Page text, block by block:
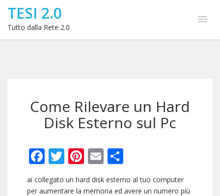
TESI 2.0
Tutto dalla Rete 2.0
Come Rilevare un Hard
Disk Esterno sul Pc
Facebook
Twitter
Pinterest
Email
ai collegato un hard disk esterno al tuo computer
per aumentare la memoria ed avere un numero più